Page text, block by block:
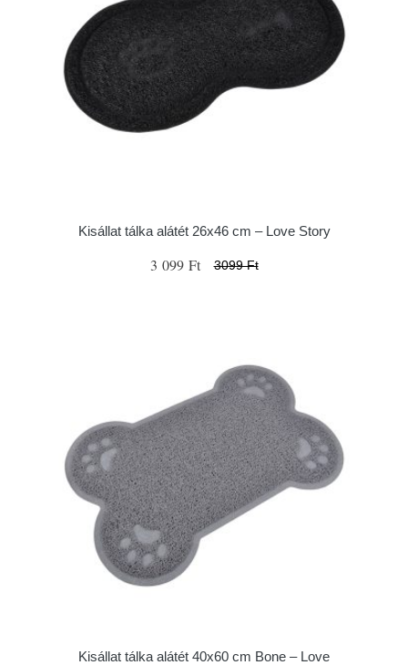
Kisállat tálka alátét 26x46 cm – Love Story
3 099 Ft 3099 Ft
Kisállat tálka alátét 40x60 cm Bone – Love